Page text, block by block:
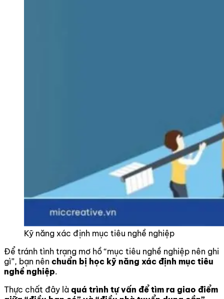
Kỹ năng xác định mục tiêu nghề nghiệp
Để tránh tình trạng mơ hồ “mục tiêu nghề nghiệp nên ghi
gì”, bạn nên chuẩn bị học kỹ năng xác định mục tiêu
nghề nghiệp.
Thực chất đây là quá trình tự vấn để tìm ra giao điểm